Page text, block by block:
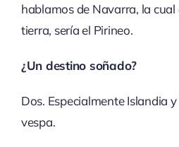
hablamos de Navarra, la
tierra, sería el Pirineo.
¿Un destino soñado?
Dos. Especialmente Islandia
vespa.